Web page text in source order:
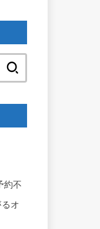
約不
オ